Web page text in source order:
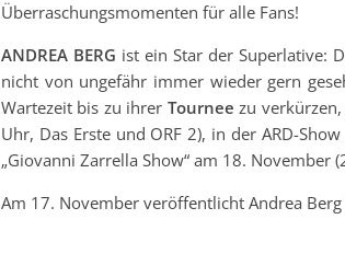
Überraschungsmomenten für alle Fans!
ANDREA BERG ist ein Star der Superlative:
nicht von ungefähr immer wieder gern
Wartezeit bis zu ihrer Tourneezu
Uhr, Das Erste und ORF 2), in der ARD-
„Giovanni Zarrella Show“ am 18. November
Am 17. November veröffentlicht Andrea